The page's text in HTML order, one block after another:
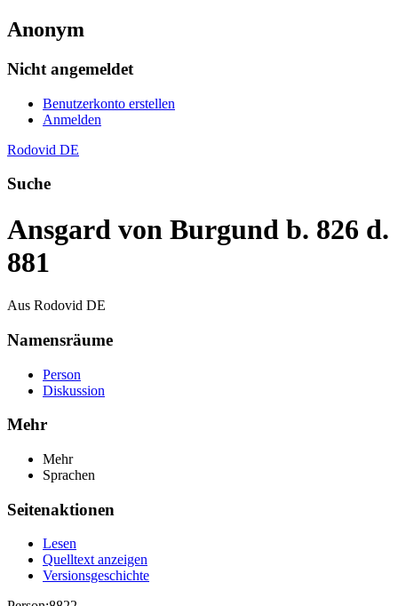
Anonym
Nicht angemeldet
Benutzerkonto erstellen
Anmelden
Rodovid DE
Suche
Ansgard von Burgund b. 826 d.
881
Aus Rodovid DE
Namensräume
Person
Diskussion
Mehr
Mehr
Sprachen
Seitenaktionen
Lesen
Quelltext anzeigen
Versionsgeschichte